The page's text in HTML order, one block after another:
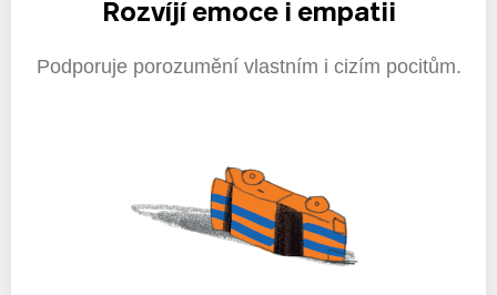
Rozvíjí emoce i empatii
Podporuje porozumění vlastním i cizím pocitům.